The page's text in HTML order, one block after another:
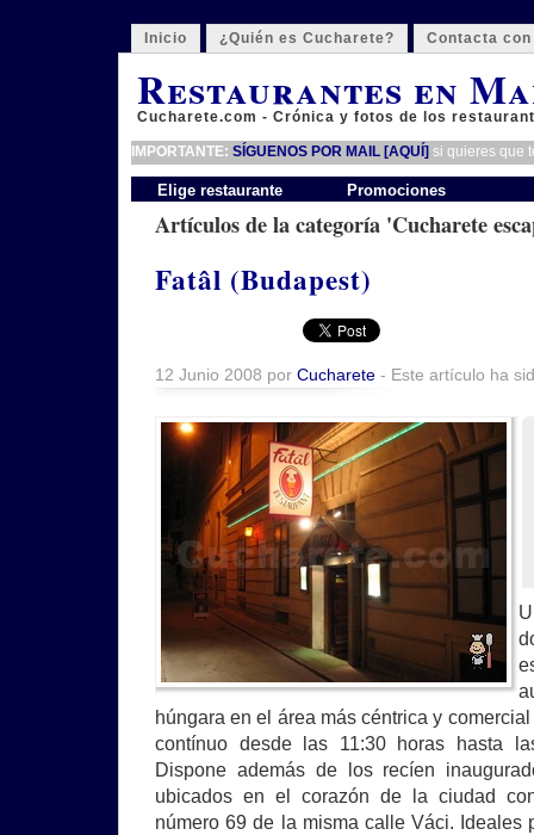
Inicio ¿Quién es Cucharete? Contacta
Restaurantes en
Cucharete.com - Crónica y fotos de los
IMPORTANTE: SÍGUENOS POR MAIL [AQUÍ] si quieres que
Elige restaurante Promociones
Artículos de la categoría 'Cucharete
Fatâl (Budapest)
12 Junio 2008 por Cucharete - Este artículo ha
húngara en el área más céntrica y
contínuo desde las 11:30 horas hasta
Dispone además de los recíen
ubicados en el corazón de la ciudad
número 69 de la misma calle Váci. Ideales